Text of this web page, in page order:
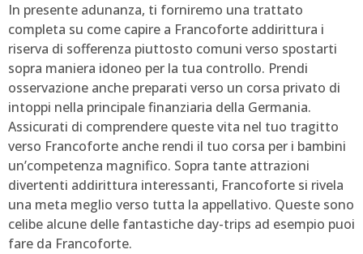
In presente adunanza, ti forniremo una trattato
completa su come capire a Francoforte addirittura i
riserva di sofferenza piuttosto comuni verso spostarti
sopra maniera idoneo per la tua controllo. Prendi
osservazione anche preparati verso un corsa privato di
intoppi nella principale finanziaria della Germania.
Assicurati di comprendere queste vita nel tuo tragitto
verso Francoforte anche rendi il tuo corsa per i bambini
un’competenza magnifico. Sopra tante attrazioni
divertenti addirittura interessanti, Francoforte si rivela
una meta meglio verso tutta la appellativo. Queste sono
celibe alcune delle fantastiche day-trips ad esempio puoi
fare da Francoforte.